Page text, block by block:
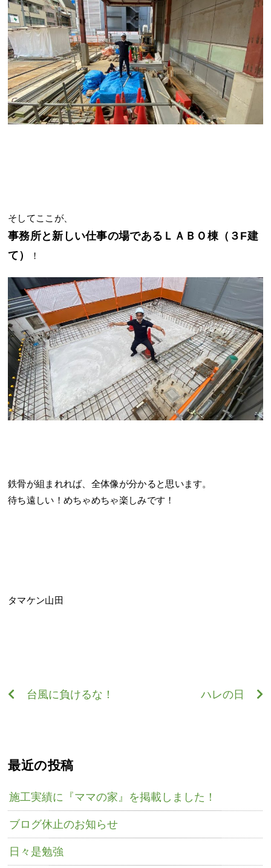
そしてここが、
事務所と新しい仕事の場であるＬＡＢＯ棟（３F建
て） ！
鉄骨が組まれれば、全体像が分かると思います。
待ち遠しい！めちゃめちゃ楽しみです！
タマケン山田
台風に負けるな！ ハレの日
最近の投稿
施工実績に『ママの家』を掲載しました！
ブログ休止のお知らせ
日々是勉強